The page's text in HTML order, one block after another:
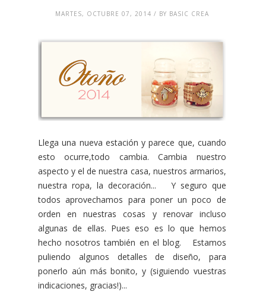
MARTES, OCTUBRE 07, 2014 / BY BASIC CREA
Llega una nueva estación y parece que, cuando
esto ocurre,todo cambia. Cambia nuestro
aspecto y el de nuestra casa, nuestros armarios,
nuestra ropa, la decoración... Y seguro que
todos aprovechamos para poner un poco de
orden en nuestras cosas y renovar incluso
algunas de ellas. Pues eso es lo que hemos
hecho nosotros también en el blog. Estamos
puliendo algunos detalles de diseño, para
ponerlo aún más bonito, y (siguiendo vuestras
indicaciones, gracias!)...